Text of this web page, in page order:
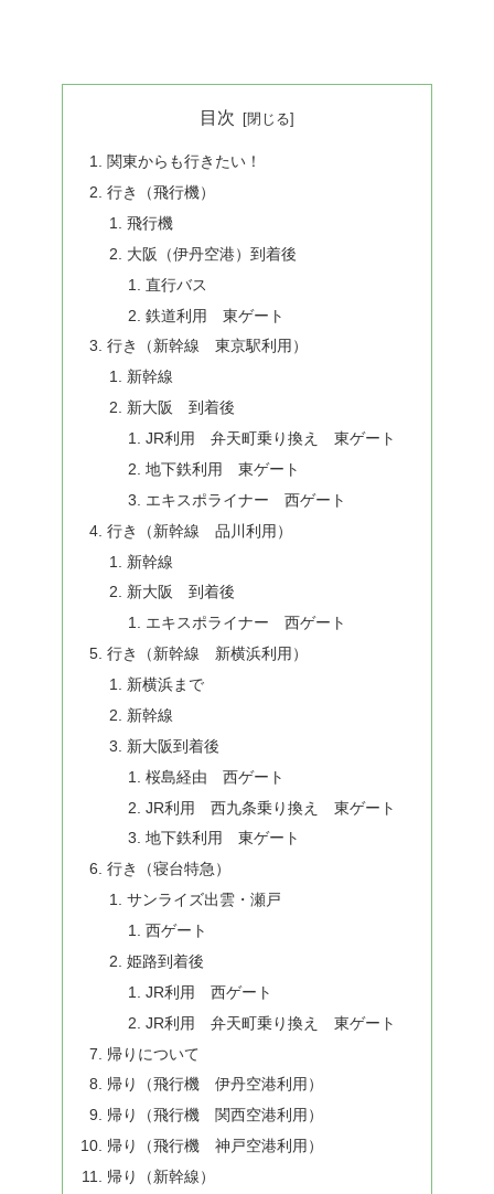
目次
関東からも行きたい！
行き（飛行機）
飛行機
大阪（伊丹空港）到着後
直行バス
鉄道利用 東ゲート
行き（新幹線 東京駅利用）
新幹線
新大阪 到着後
JR利用 弁天町乗り換え 東ゲート
地下鉄利用 東ゲート
エキスポライナー 西ゲート
行き（新幹線 品川利用）
新幹線
新大阪 到着後
エキスポライナー 西ゲート
行き（新幹線 新横浜利用）
新横浜まで
新幹線
新大阪到着後
桜島経由 西ゲート
JR利用 西九条乗り換え 東ゲート
地下鉄利用 東ゲート
行き（寝台特急）
サンライズ出雲・瀬戸
西ゲート
姫路到着後
JR利用 西ゲート
JR利用 弁天町乗り換え 東ゲート
帰りについて
帰り（飛行機 伊丹空港利用）
帰り（飛行機 関西空港利用）
帰り（飛行機 神戸空港利用）
帰り（新幹線）